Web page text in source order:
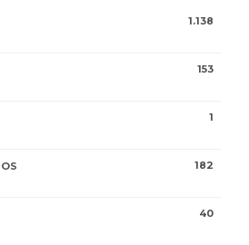
1.138
153
1
182
40